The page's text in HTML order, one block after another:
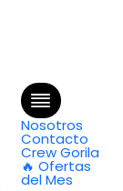
Nosotros
Contacto
Crew Gorila
🔥 Ofertas
del Mes
en
Guitarra